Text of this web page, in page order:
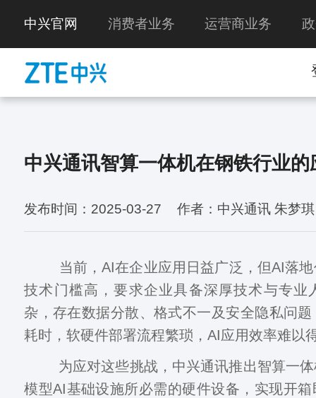
中兴官网 消费者业务 运营商业务
中兴通讯智算一体机在钢铁行业的
发布时间：2025-03-27 作者：中兴通讯 朱梦琪
当前，AI在企业应用日益广泛，但AI落地
技术门槛高，要求企业具备深厚技术与专业
杂，存在数据分散、格式不一及安全隐私问
耗时，软硬件部署流程繁琐，AI应用效率难以
为应对这些挑战，中兴通讯推出智算一体
模型AI基础设施所必需的硬件设备，实现开